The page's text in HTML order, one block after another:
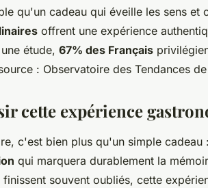
un cours
qu'un cadeau qui éveille les sens et
offrent une expérience
étude, 67% des Français
: Observatoire des Tendances
cette expérience
c'est bien plus qu'un simple
qui marquera durablement la
souvent oubliés, cette